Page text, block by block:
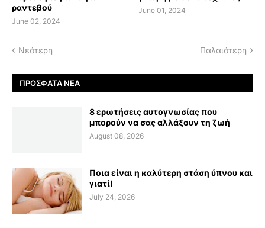
ραντεβού
June 02, 2024
June 01, 2024
Νεότερη Παλαιότερη
ΠΡΌΣΦΑΤΑ ΝΈΑ
8 ερωτήσεις αυτογνωσίας που
μπορούν να σας αλλάξουν τη ζωή
August 08, 2026
Ποια είναι η καλύτερη στάση ύπνου και
γιατί!
July 24, 2026